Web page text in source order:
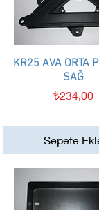
Hızlı Bakış
KR25 AVA ORTA
SAĞ
Fiyat
₺234,00
Sepete